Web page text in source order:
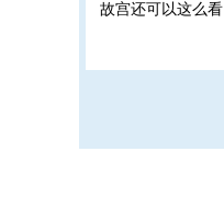
故宫还可以这么看